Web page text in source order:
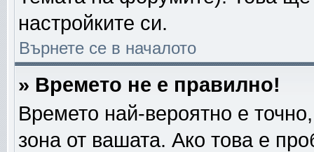
настройките си.
Върнете се в началото
» Времето не е правилно!
Времето най-вероятно е
зона от вашата. Ако това е